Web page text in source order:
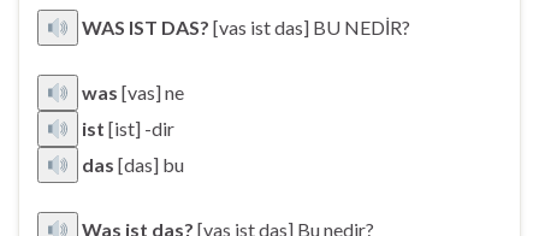
WAS IST DAS? [vas ist das] BU NEDİR?
was [vas] ne
ist [ist] -dir
das [das] bu
Was ist das? [vas ist das] Bu nedir?